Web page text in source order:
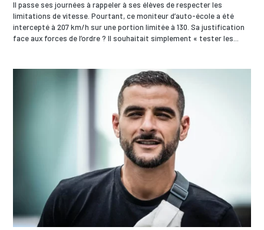
Il passe ses journées à rappeler à ses élèves de respecter les
limitations de vitesse. Pourtant, ce moniteur d’auto-école a été
intercepté à 207 km/h sur une portion limitée à 130. Sa justification
face aux forces de l’ordre ? Il souhaitait simplement « tester les...